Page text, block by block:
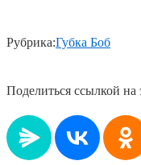
Рубрика:Губка Боб
Поделиться ссылкой на